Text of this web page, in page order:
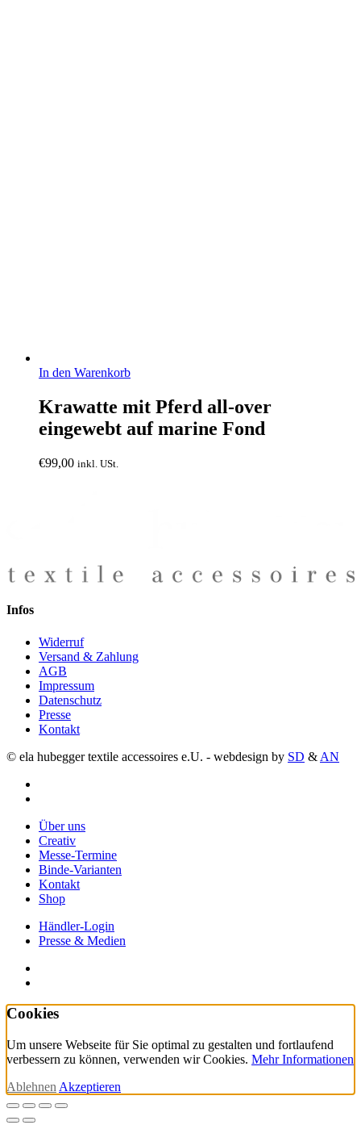
In den Warenkorb
Krawatte mit Pferd all-over
eingewebt auf marine Fond
€99,00 inkl. USt.
Infos
Widerruf
Versand & Zahlung
AGB
Impressum
Datenschutz
Presse
Kontakt
© ela hubegger textile accessoires e.U. - webdesign by SD & AN
Close
Menu
Über uns
Creativ
Messe-Termine
Binde-Varianten
Kontakt
Shop
Händler-Login
Presse & Medien
Cookies
Um unsere Webseite für Sie optimal zu gestalten und fortlaufend
verbessern zu können, verwenden wir Cookies. Mehr Informationen
Ablehnen Akzeptieren